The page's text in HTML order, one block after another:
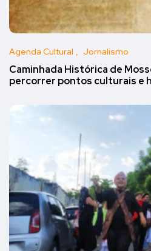
Agenda Cultural Jornalismo
Caminhada Histórica de
percorrer pontos culturais e